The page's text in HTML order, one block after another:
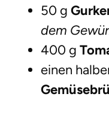
50 g
dem
400 g
einen